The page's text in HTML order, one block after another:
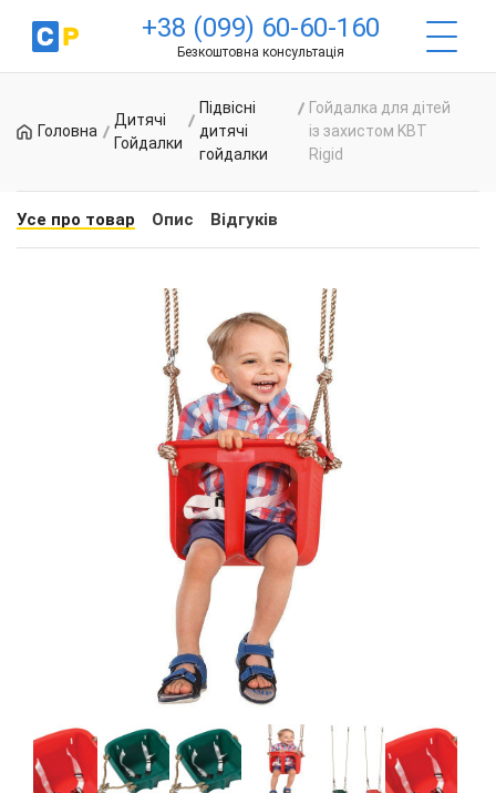
+38 (099) 60-60-160
Безкоштовна консультація
Головна
Дитячі
Гойдалки
Підвісні
дитячі
гойдалки
Гойдалка для дітей
із захистом KBT
Rigid
Усе про товар Опис Відгуків